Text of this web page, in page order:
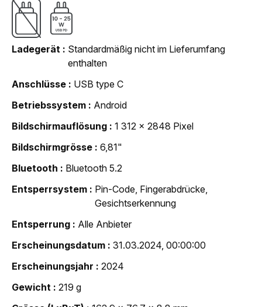
Ladegerät
Standardmäßig nicht im Lieferumfang
enthalten
Anschlüsse
USB type C
Betriebssystem
Android
Bildschirmauflösung
1 312 x 2848 Pixel
Bildschirmgrösse
6,81"
Bluetooth
Bluetooth 5.2
Entsperrsystem
Pin-Code, Fingerabdrücke,
Gesichtserkennung
Entsperrung
Alle Anbieter
Erscheinungsdatum
31.03.2024, 00:00:00
Erscheinungsjahr
2024
Gewicht
219 g